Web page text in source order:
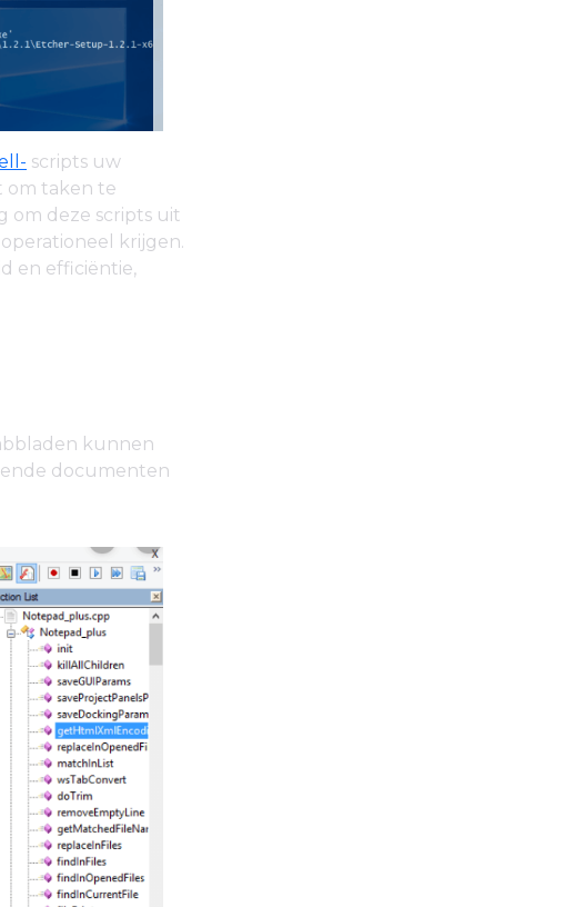
scripts uw
om taken te
om deze scripts uit
krijgen.
en efficiëntie,
kunnen
documenten